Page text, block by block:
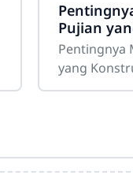
Pujian
kepada
Pentingnya
yang
AnakPujian